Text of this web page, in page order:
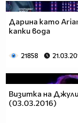
Дарина като
капки вода
21858
Визитка на
(03.03.2016)